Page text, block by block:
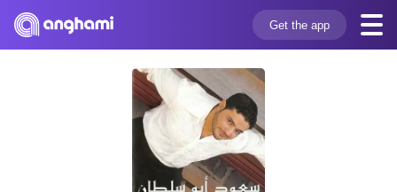
Get the app